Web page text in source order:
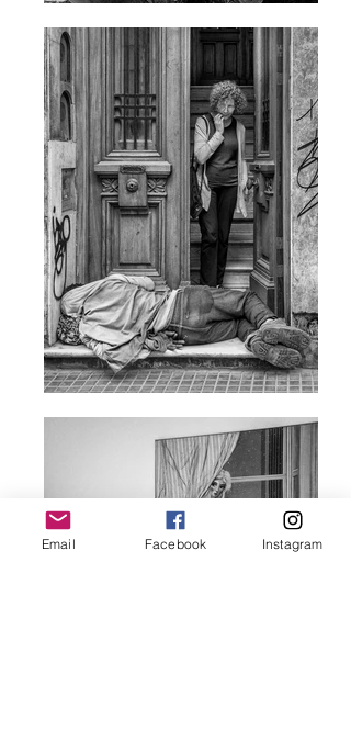
Email Facebook Instagram